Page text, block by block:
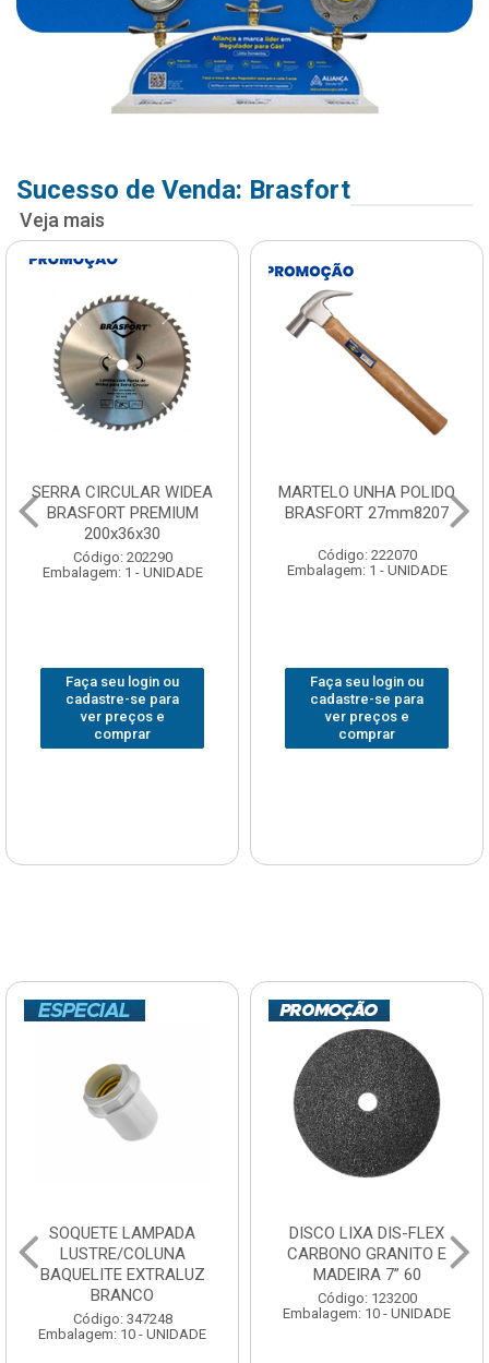
Sucesso de Venda: Brasfort
Veja mais
SERRA CIRCULAR WIDEA
BRASFORT PREMIUM
200x36x30
Código: 202290
Embalagem: 1 - UNIDADE
Faça seu login ou
cadastre-se para
ver preços e
comprar
MARTELO UNHA POLIDO
BRASFORT 27mm8207
Código: 222070
Embalagem: 1 - UNIDADE
Faça seu login ou
cadastre-se para
ver preços e
comprar
SOQUETE LAMPADA
LUSTRE/COLUNA
BAQUELITE EXTRALUZ
BRANCO
Código: 347248
Embalagem: 10 - UNIDADE
DISCO LIXA DIS-FLEX
CARBONO GRANITO E
MADEIRA 7” 60
Código: 123200
Embalagem: 10 - UNIDADE